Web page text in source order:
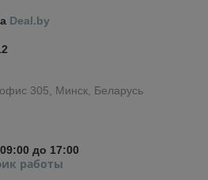
Deal.by
305, Минск, Беларусь
до 17:00
работы